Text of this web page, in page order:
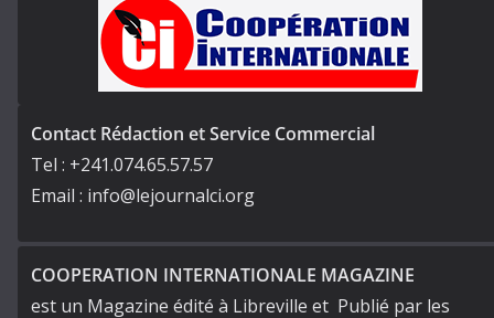
Contact Rédaction et Service Commercial
Tel : +241.074.65.57.57
Email : info@lejournalci.org
COOPERATION INTERNATIONALE MAGAZINE
est un Magazine édité à Libreville et Publié par les